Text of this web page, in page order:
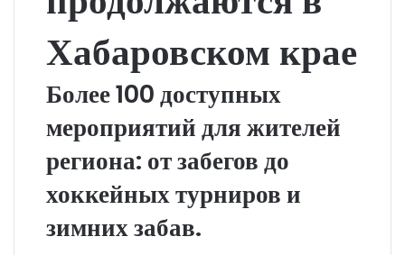
Хабаровском крае
Более 100 доступных
мероприятий для жителей
региона: от забегов до
хоккейных турниров и
зимних забав.